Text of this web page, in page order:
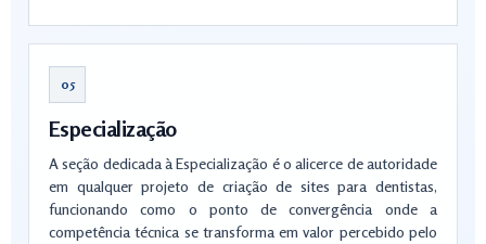
05
Especialização
A seção dedicada à Especialização é o alicerce de autoridade
em qualquer projeto de criação de sites para dentistas,
funcionando como o ponto de convergência onde a
competência técnica se transforma em valor percebido pelo